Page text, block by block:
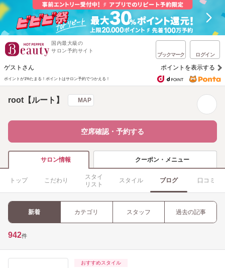
国内最大級の
サロン予約サイト
ブックマーク ログイン
ゲストさん ポイントを表示する
ポイントが1%たまる！ ポイントはサロン予約でつかえる！
root【ルート】 MAP
空席確認・予約する
サロン情報 クーポン・メニュー
トップ こだわり
スタイ
リスト
スタイル ブログ 口コミ
新着 カテゴリ スタッフ 過去の記事
942件
おすすめスタイル